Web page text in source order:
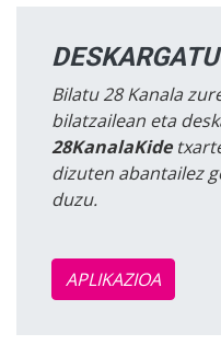
Bilatu 28 Kanala
bilatzailean eta
28KanalaKide
dizuten abantailez
duzu.
APLIKAZIOA